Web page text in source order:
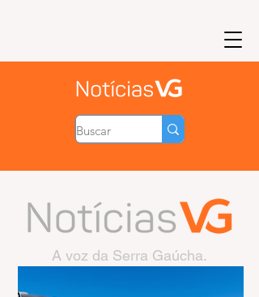
A voz da Serra Gaúcha.